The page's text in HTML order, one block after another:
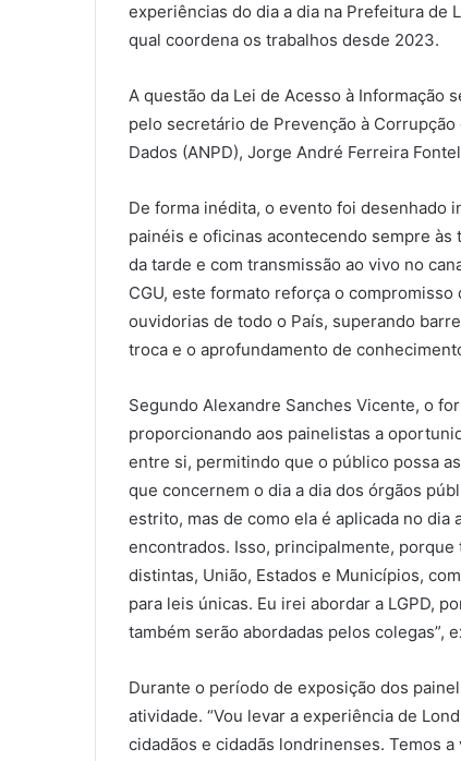
experiências do dia a dia na Prefeitura de
qual coordena os trabalhos desde 2023.
A questão da Lei de Acesso à Informação
pelo secretário de Prevenção à
Dados (ANPD), Jorge André Ferreira
De forma inédita, o evento foi desenhado
painéis e oficinas acontecendo sempre
da tarde e com transmissão ao vivo no
CGU, este formato reforça o
ouvidorias de todo o País, superando
troca e o aprofundamento de
Segundo Alexandre Sanches Vicente, o
proporcionando aos painelistas a
entre si, permitindo que o público possa
que concernem o dia a dia dos órgãos
estrito, mas de como ela é aplicada no dia
encontrados. Isso, principalmente,
distintas, União, Estados e Municípios,
para leis únicas. Eu irei abordar a LGPD,
também serão abordadas pelos colegas”,
Durante o período de exposição dos
atividade. “Vou levar a experiência de
cidadãos e cidadãs londrinenses. Temos